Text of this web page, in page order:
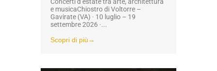
Concerti d’estate tra arte, architettura
e musicaChiostro di Voltorre –
Gavirate (VA) · 10 luglio – 19
settembre 2026 ·...
Scopri di più→